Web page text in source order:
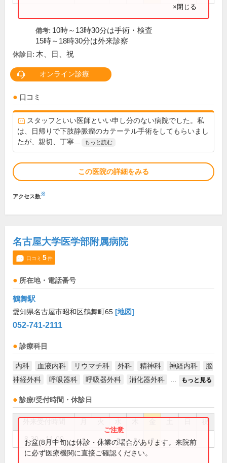
×閉じる
備考: 10時～13時30分は手術・検査
15時～18時30分は外来診察
休診日: 木、日、祝
オンライン診療
口コミ
スタッフといい医師といい申し分のない病院でした。私
は、日帰りで下肢静脈瘤のカテーテル手術をしてもらいまし
たが、親切、丁寧...
もっと読む
この医院の詳細をみる
アクセス数※
名古屋大学医学部附属病院
口コミ 5件
所在地・電話番号
鶴舞駅
愛知県名古屋市昭和区鶴舞町65 [地図]
052-741-2111
診療科目
内科 血液内科 リウマチ科 外科 精神科 神経内科
脳
神経外科
呼吸器科 呼吸器外科 消化器外科 もっと見る
診療/受付時間・休診日
祝
8:30～11:00 ● ● ● ● ●
お盆(8月中旬)は休診・休業の場合があります。来院前
に必ず医療機関に直接ご確認ください。